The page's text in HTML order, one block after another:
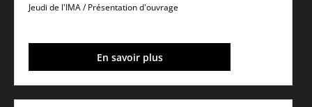
Jeudi de l'IMA / Présentation d'ouvrage
En savoir plus